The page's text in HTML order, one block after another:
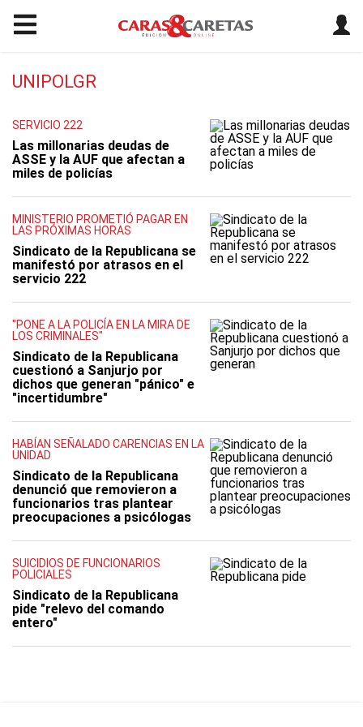
UNIPOLGR
SERVICIO 222
Las millonarias deudas de
ASSE y la AUF que afectan a
miles de policías
MINISTERIO PROMETIÓ PAGAR EN
LAS PRÓXIMAS HORAS
Sindicato de la Republicana se
manifestó por atrasos en el
servicio 222
"PONE A LA POLICÍA EN LA MIRA DE
LOS CRIMINALES"
Sindicato de la Republicana
cuestionó a Sanjurjo por
dichos que generan "pánico" e
"incertidumbre"
HABÍAN SEÑALADO CARENCIAS EN LA
UNIDAD
Sindicato de la Republicana
denunció que removieron a
funcionarios tras plantear
preocupaciones a psicólogas
SUICIDIOS DE FUNCIONARIOS
POLICIALES
Sindicato de la Republicana
pide "relevo del comando
entero"